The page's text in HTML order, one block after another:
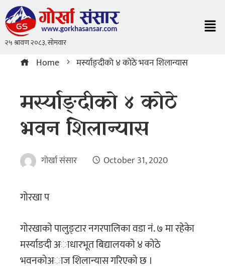
Home मर्स्याङ्दीकाे ४ काेठे भवन शिलान्यास
मर्स्याङ्दीकाे ४ काेठे
भवन शिलान्यास
गोर्खा संसार October 31, 2020
गाेरखा प
गाेरखाकाे पालुङ्टार नगरपालिका वडा नं. ७ मा रहेकेा
मर्स्याङदी अाधारभूत बिद्यालयकाे ४ काेठे
भवनकाेअाज शिलान्यास गरिएकाे छ ।